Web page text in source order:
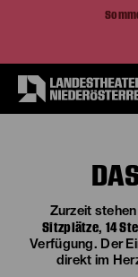
Zurzeit
Sitzplätze, 14
Verfügung. Der
direkt im